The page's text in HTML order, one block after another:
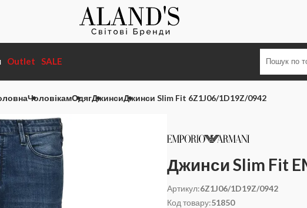
Outlet SALE
ЧоловікамОдягДжинсиДжинси Slim Fit 6Z1J06/1D19Z/0942
Джинси Slim Fit
Артикул:6Z1J06/1D19Z/0942
Код товару:51850